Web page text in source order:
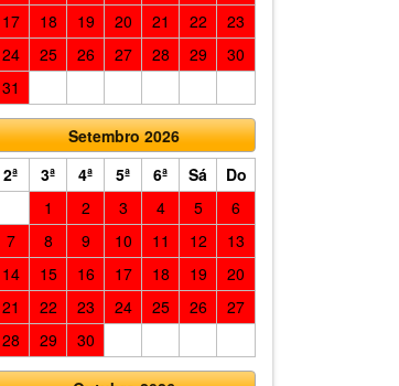
17
18 19 20 21 22
23
24
25 26 27 28 29
30
31
Setembro 2026
2ª
3ª 4ª 5ª 6ª Sá
Do
1
2 3 4 5
6
7
8 9 10 11 12
13
14
15 16 17 18 19
20
21
22 23 24 25 26
27
28
29 30